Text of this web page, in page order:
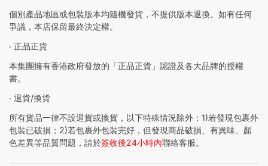
個別產品地區或包裝版本均隨機發貨，不提供版本退換。如有任何
爭議，本店保留最終決定權。
‧ 正品正貨
本集團擁有香港政府發放的「正品正貨」認證及各大品牌的授權
書。
‧ 退貨/換貨
所有貨品一律不設退貨或換貨，以下特殊情況除外：1)若發現包裹外
包裝已破損；2)若包裹外包裝完好，但發現商品破損、有異味、顏
色差異等品質問題，請於簽收後24小時內聯絡客服。